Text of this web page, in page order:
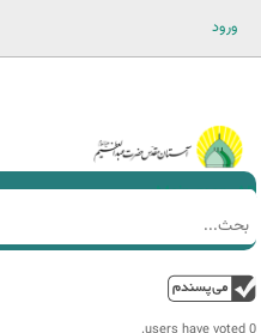
ورود
Main men-AR
استمارة
‏